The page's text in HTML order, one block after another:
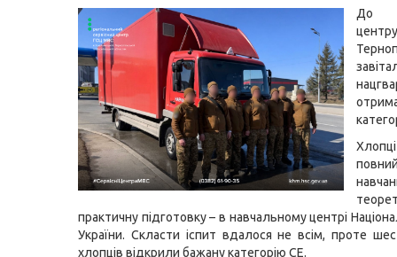
До
практичну підготовку – в навчальному центрі
України. Скласти іспит вдалося не всім, проте
хлопців відкрили бажану категорію СЕ.